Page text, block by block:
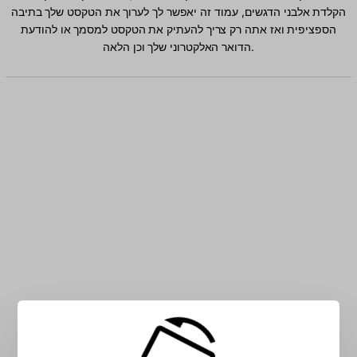
הקלדת אלבני הדגשים, עמוד זה יאפשר לך לערוך את הטקסט שלך בתיבה
הספציפית ואז אתה רק צריך להעתיק את הטקסט למסמך או להודעת
הדואר האלקטרוני שלך וכן הלאה.